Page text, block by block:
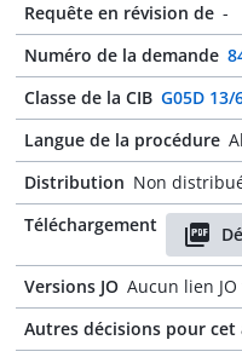
Requête en révision de -
Numéro de la demande
Classe de la CIB G05D 13/
Langue de la procédure
Distribution Non
Téléchargement
Versions JO Aucun lien
Autres décisions pour cet